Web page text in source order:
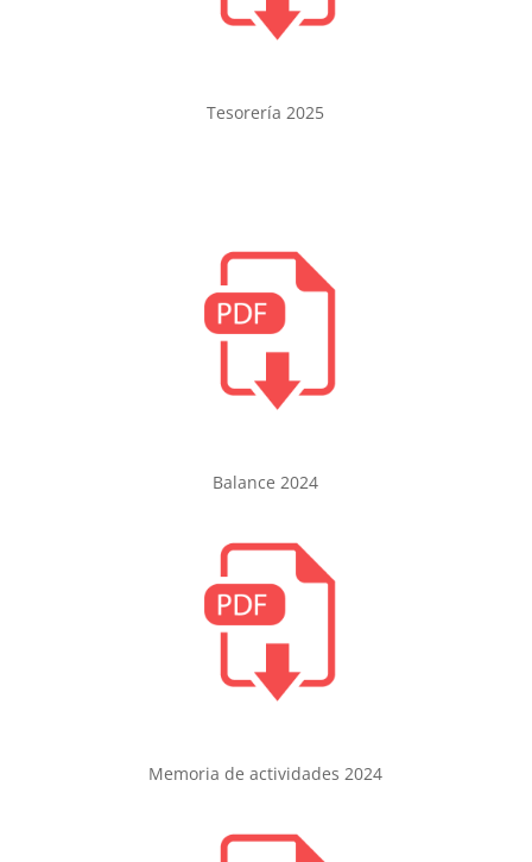
Tesorería 2025
Balance 2024
Memoria de actividades 2024